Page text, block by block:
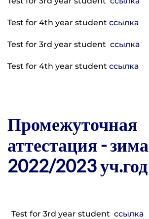
Test for 4th year student ссылка
Test for 3rd year student ссылка
Test for 4th year student ссылка
Промежуточная
аттестация - зима
2022/2023 уч.год
Test for 3rd year student ссылка